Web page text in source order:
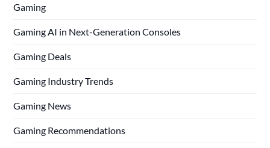
Gaming
Gaming AI in Next-Generation Consoles
Gaming Deals
Gaming Industry Trends
Gaming News
Gaming Recommendations